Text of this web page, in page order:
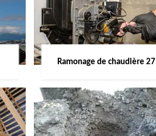
Ramonage de chaudière 27